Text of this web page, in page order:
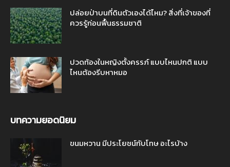
ปล่อยป่าบนที่ดินตัวเองได้ไหม? สิ่งที่เจ้าของที่
ควรรู้ก่อนฟื้นธรรมชาติ
ปวดท้องในหญิงตั้งครรภ์ แบบไหนปกติ แบบ
ไหนต้องรีบหาหมอ
บทความยอดนิยม
ขนมหวาน มีประโยชน์กับโทษ อะไรบ้าง